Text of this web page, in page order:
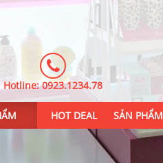
Hotline:0923.1234.78
HOT DEAL SẢN